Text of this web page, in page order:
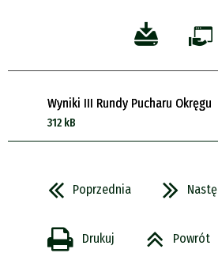
Wyniki III Rundy Pucharu Okręgu
312 kB
Poprzednia
Drukuj Powrót